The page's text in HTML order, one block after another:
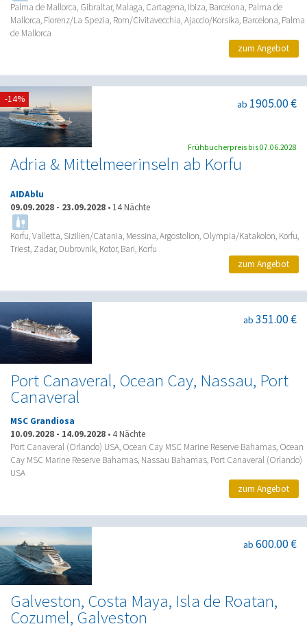
Palma de Mallorca, Gibraltar, Malaga, Cartagena, Ibiza, Barcelona, Palma de
Mallorca, Florenz/La Spezia, Rom/Civitavecchia, Ajaccio/Korsika, Barcelona, Palma
de Mallorca
zum Angebot
Adria & Mittelmeerinseln ab Korfu
ab 1905.00 €
AIDAblu
09.09.2028 - 23.09.2028 • 14 Nächte
Korfu, Valletta, Sizilien/Catania, Messina, Argostolion, Olympia/Katakolon, Korfu,
Triest, Zadar, Dubrovnik, Kotor, Bari, Korfu
-14%
Frühbucherpreis bis 07.06.2028
zum Angebot
Port Canaveral, Ocean Cay, Nassau, Port
Canaveral
ab 351.00 €
MSC Grandiosa
10.09.2028 - 14.09.2028 •4 Nächte
Port Canaveral (Orlando) USA, Ocean Cay MSC Marine Reserve Bahamas, Ocean
Cay MSC Marine Reserve Bahamas, Nassau Bahamas, Port Canaveral (Orlando)
USA
zum Angebot
Galveston, Costa Maya, Isla de Roatan,
Cozumel, Galveston
ab 600.00 €